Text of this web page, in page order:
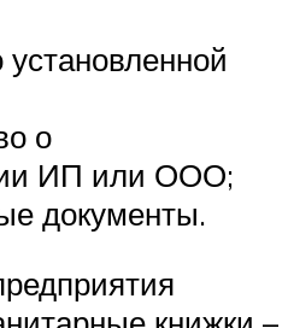
о
ИП или ООО;
документы.